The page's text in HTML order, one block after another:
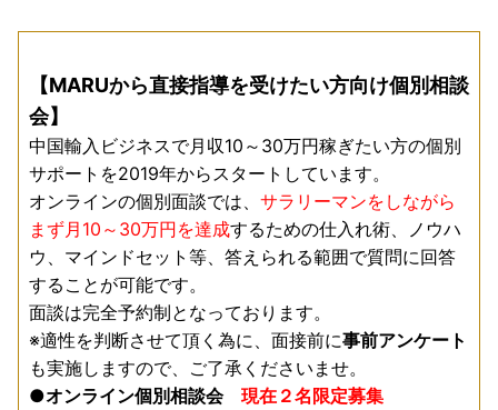
【MARUから直接指導を受けたい方向け個別相談
会】
中国輸入ビジネスで月収10～30万円稼ぎたい方の個別
サポートを2019年からスタートしています。
オンラインの個別面談では、 サラリーマンをしながら
まず月10～30万円を達成するための仕入れ術、ノウハ
ウ、マインドセット等、答えられる範囲で質問に回答
することが可能です。
面談は完全予約制となっております。
※適性を判断させて頂く為に、面接前に事前アンケート
も実施しますので、ご了承くださいませ。
●オンライン個別相談会現在２名限定募集